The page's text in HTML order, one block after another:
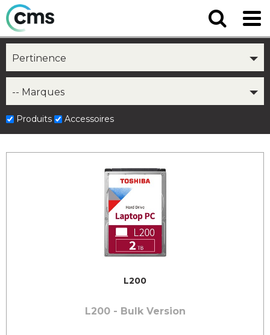
Pertinence
-- Marques
Produits Accessoires
L200
L200 - Bulk Version